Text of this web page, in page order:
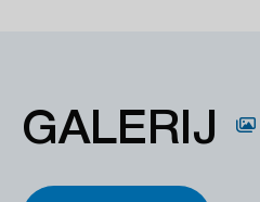
GALERIJ